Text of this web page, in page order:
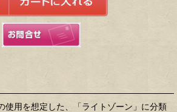
用を想定した、「ライトゾーン」に分類